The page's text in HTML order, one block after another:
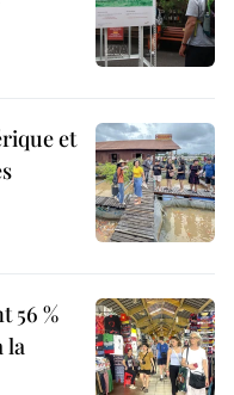
et
56 %
la